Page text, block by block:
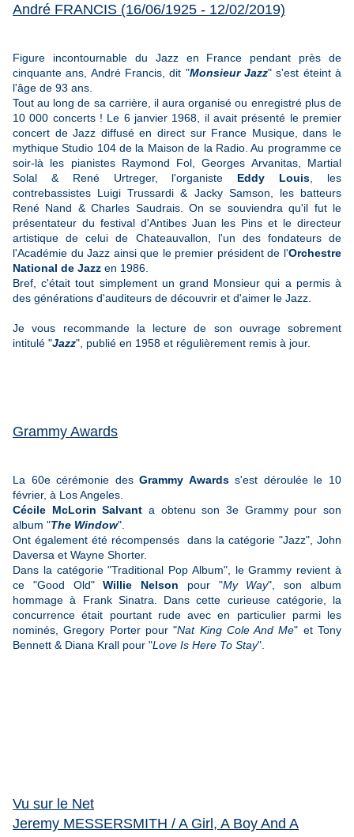
André FRANCIS (16/06/1925 - 12/02/2019)
Figure incontournable du Jazz en France pendant près de
cinquante ans, André Francis, dit "Monsieur Jazz" s'est éteint à
l'âge de 93 ans.
Tout au long de sa carrière, il aura organisé ou enregistré plus de
10 000 concerts ! Le 6 janvier 1968, il avait présenté le premier
concert de Jazz diffusé en direct sur France Musique, dans le
mythique Studio 104 de la Maison de la Radio. Au programme ce
soir-là les pianistes Raymond Fol, Georges Arvanitas, Martial
Solal & René Urtreger, l'organiste Eddy Louis , les
contrebassistes Luigi Trussardi & Jacky Samson, les batteurs
René Nand & Charles Saudrais. On se souviendra qu'il fut le
présentateur du festival d'Antibes Juan les Pins et le directeur
artistique de celui de Chateauvallon, l'un des fondateurs de
l'Académie du Jazz ainsi que le premier président de l'Orchestre
National de Jazz en 1986.
Bref, c'était tout simplement un grand Monsieur qui a permis à
des générations d'auditeurs de découvrir et d'aimer le Jazz.
Je vous recommande la lecture de son ouvrage sobrement
intitulé "Jazz", publié en 1958 et régulièrement remis à jour.
Grammy Awards
La 60e cérémonie desGrammy Awardss'est déroulée le 10
février, à Los Angeles.
Cécile McLorin Salvant a obtenu son 3e Grammy pour son
album "The Window".
Ont également été récompensés dans la catégorie "Jazz", John
Daversa et Wayne Shorter.
Dans la catégorie "Traditional Pop Album", le Grammy revient à
ce "Good Old"Willie Nelson pour "My Way", son album
hommage à Frank Sinatra. Dans cette curieuse catégorie, la
concurrence était pourtant rude avec en particulier parmi les
nominés, Gregory Porter pour "Nat King Cole And Me" et Tony
Bennett & Diana Krall pour "Love Is Here To Stay".
Vu sur le Net
Jeremy MESSERSMITH / A Girl, A Boy And A